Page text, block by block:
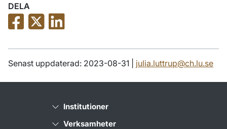
DELA
Senast uppdaterad: 2023-08-31 | julia.luttrup@ch.lu.se
Institutioner
Verksamheter